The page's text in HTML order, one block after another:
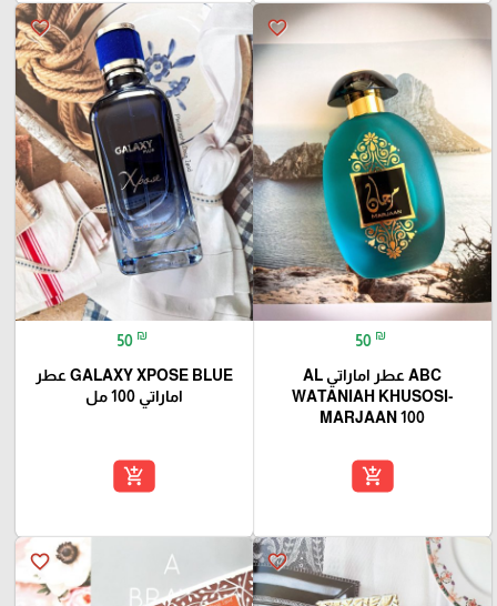
favorite_border
50 ₪
ABC عطر اماراتي AL
WATANIAH KHUSOSI-
MARJAAN 100
add_shopping_cart
favorite_border
50 ₪
GALAXY XPOSE BLUE عطر
اماراتي 100 مل
add_shopping_cart
favorite_border
favorite_border